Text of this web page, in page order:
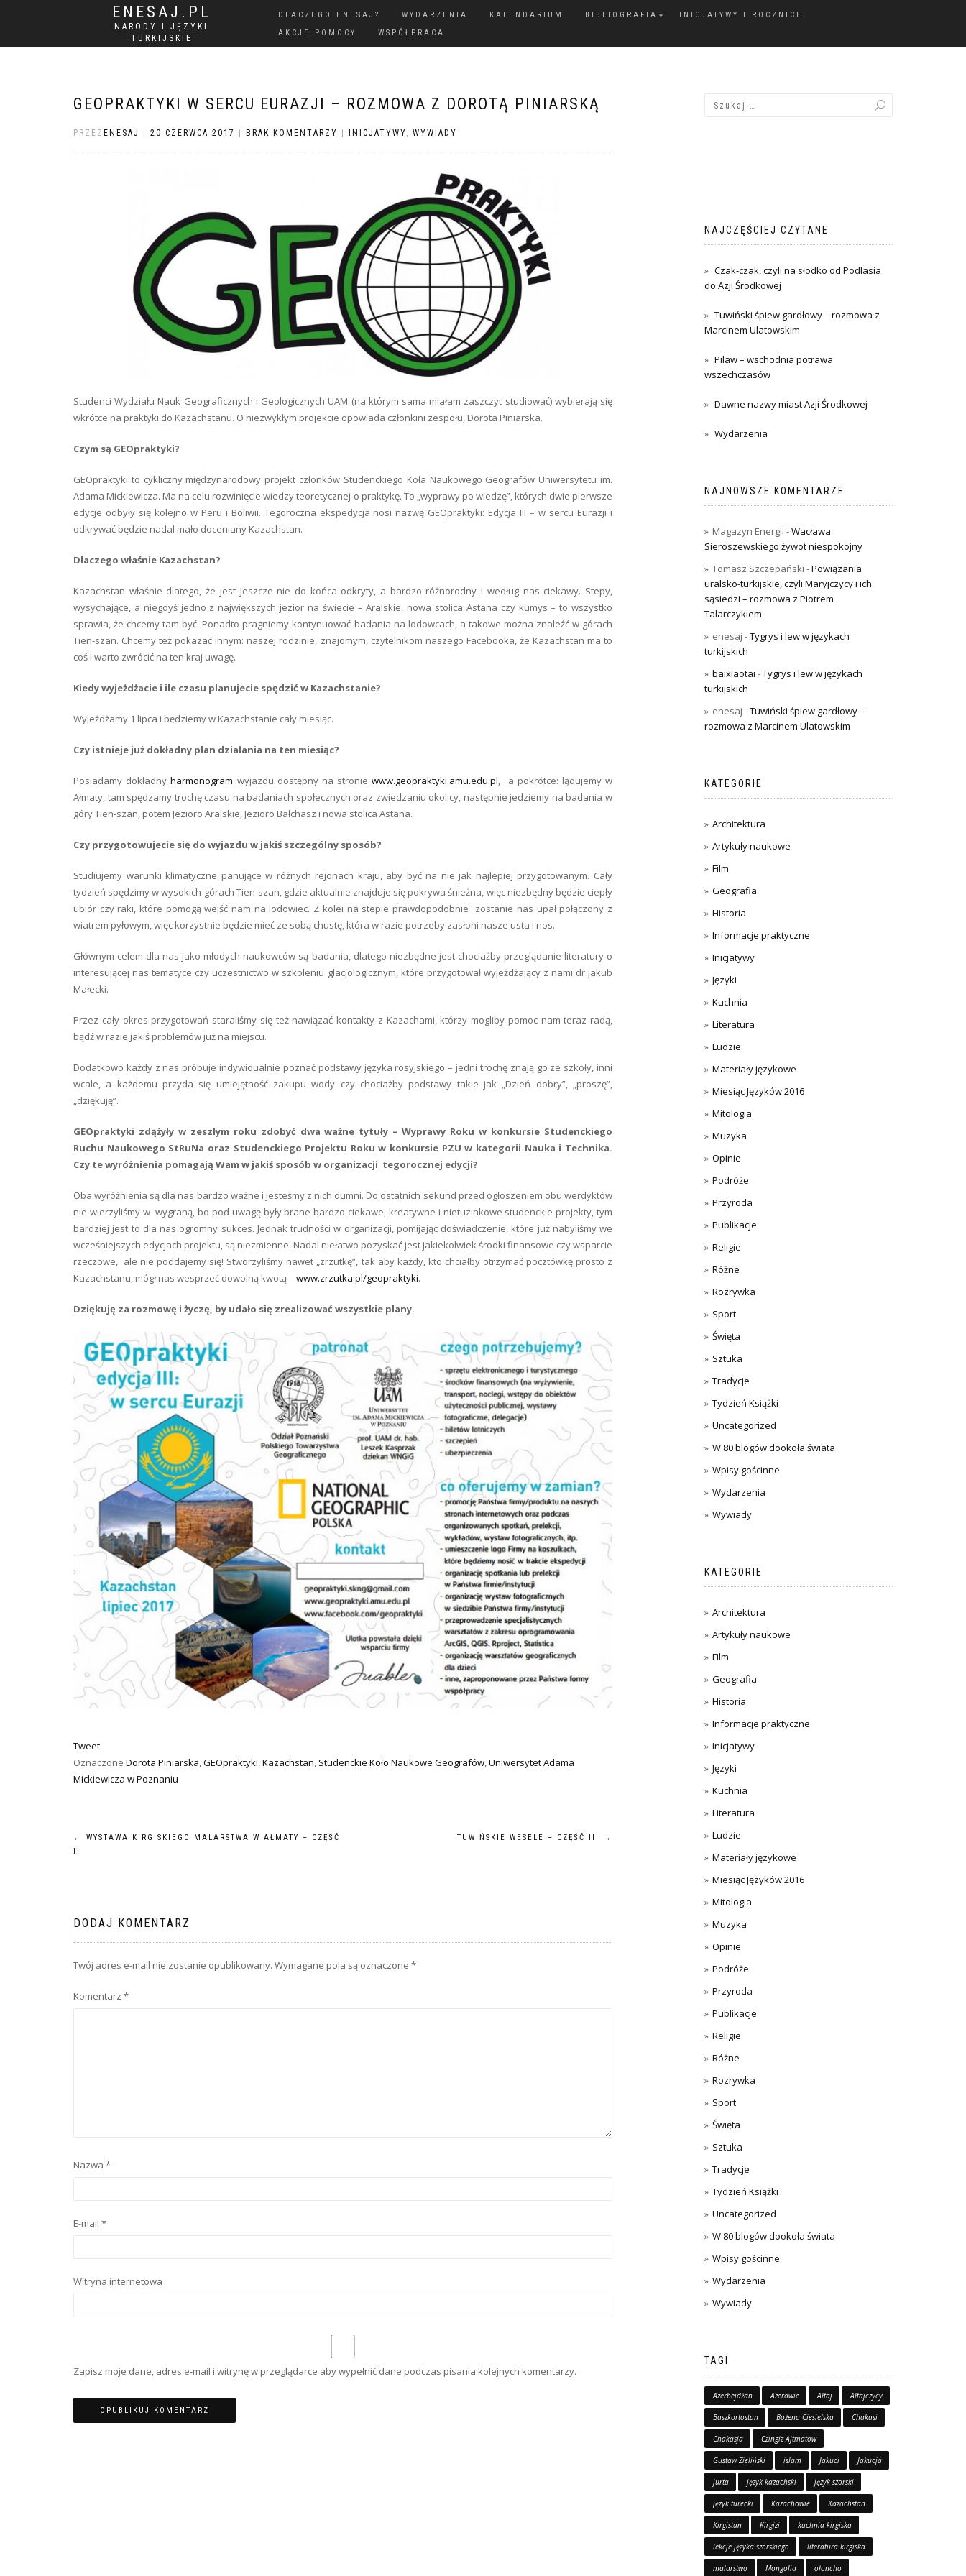
ENESAJ.PL
NARODY I JĘZYKI
TURKIJSKIE
DLACZEGO ENESAJ? WYDARZENIA KALENDARIUM BIBLIOGRAFIA
INICJATYWY I ROCZNICE
AKCJE POMOCY
WSPÓŁPRACA
GEOPRAKTYKI W SERCU EURAZJI – ROZMOWA Z DOROTĄ PINIARSKĄ
PRZEZ ENESAJ 20 CZERWCA 2017 BRAK KOMENTARZY INICJATYWY, WYWIADY
Studenci Wydziału Nauk Geograficznych i Geologicznych UAM (na którym sama miałam zaszczyt studiować) wybierają się
wkrótce na praktyki do Kazachstanu. O niezwykłym projekcie opowiada członkini zespołu, Dorota Piniarska.
Czym są GEOpraktyki?
GEOpraktyki to cykliczny międzynarodowy projekt członków Studenckiego Koła Naukowego Geografów Uniwersytetu im.
Adama Mickiewicza. Ma na celu rozwinięcie wiedzy teoretycznej o praktykę. To „wyprawy po wiedzę”, których dwie pierwsze
edycje odbyły się kolejno w Peru i Boliwii. Tegoroczna ekspedycja nosi nazwę GEOpraktyki: Edycja III – w sercu Eurazji i
odkrywać będzie nadal mało doceniany Kazachstan.
Dlaczego właśnie Kazachstan?
Kazachstan właśnie dlatego, że jest jeszcze nie do końca odkryty, a bardzo różnorodny i według nas ciekawy. Stepy,
wysychające, a niegdyś jedno z największych jezior na świecie – Aralskie, nowa stolica Astana czy kumys – to wszystko
sprawia, że chcemy tam być. Ponadto pragniemy kontynuować badania na lodowcach, a takowe można znaleźć w górach
Tien-szan. Chcemy też pokazać innym: naszej rodzinie, znajomym, czytelnikom naszego Facebooka, że Kazachstan ma to
coś i warto zwrócić na ten kraj uwagę.
Kiedy wyjeżdżacie i ile czasu planujecie spędzić w Kazachstanie?
Wyjeżdżamy 1 lipca i będziemy w Kazachstanie cały miesiąc.
Czy istnieje już dokładny plan działania na ten miesiąc?
Posiadamy dokładnyharmonogram wyjazdu dostępny na stroniewww.geopraktyki.amu.edu.pl, a pokrótce: lądujemy w
Ałmaty, tam spędzamy trochę czasu na badaniach społecznych oraz zwiedzaniu okolicy, następnie jedziemy na badania w
góry Tien-szan, potem Jezioro Aralskie, Jezioro Bałchasz i nowa stolica Astana.
Czy przygotowujecie się do wyjazdu w jakiś szczególny sposób?
Studiujemy warunki klimatyczne panujące w różnych rejonach kraju, aby być na nie jak najlepiej przygotowanym. Cały
tydzień spędzimy w wysokich górach Tien-szan, gdzie aktualnie znajduje się pokrywa śnieżna, więc niezbędny będzie ciepły
ubiór czy raki, które pomogą wejść nam na lodowiec. Z kolei na stepie prawdopodobnie zostanie nas upał połączony z
wiatrem pyłowym, więc korzystnie będzie mieć ze sobą chustę, która w razie potrzeby zasłoni nasze usta i nos.
Głównym celem dla nas jako młodych naukowców są badania, dlatego niezbędne jest chociażby przeglądanie literatury o
interesującej nas tematyce czy uczestnictwo w szkoleniu glacjologicznym, które przygotował wyjeżdżający z nami dr Jakub
Małecki.
Przez cały okres przygotowań staraliśmy się też nawiązać kontakty z Kazachami, którzy mogliby pomoc nam teraz radą,
bądź w razie jakiś problemów już na miejscu.
Dodatkowo każdy z nas próbuje indywidualnie poznać podstawy języka rosyjskiego – jedni trochę znają go ze szkoły, inni
wcale, a każdemu przyda się umiejętność zakupu wody czy chociażby podstawy takie jak „Dzień dobry”, „proszę”,
„dziękuję”.
GEOpraktyki zdążyły w zeszłym roku zdobyć dwa ważne tytuły – Wyprawy Roku w konkursie Studenckiego
Ruchu Naukowego StRuNa oraz Studenckiego Projektu Roku w konkursie PZU w kategorii Nauka i Technika.
Czy te wyróżnienia pomagają Wam w jakiś sposób w organizacji tegorocznej edycji?
Oba wyróżnienia są dla nas bardzo ważne i jesteśmy z nich dumni. Do ostatnich sekund przed ogłoszeniem obu werdyktów
nie wierzyliśmy w wygraną, bo pod uwagę były brane bardzo ciekawe, kreatywne i nietuzinkowe studenckie projekty, tym
bardziej jest to dla nas ogromny sukces. Jednak trudności w organizacji, pomijając doświadczenie, które już nabyliśmy we
wcześniejszych edycjach projektu, są niezmienne. Nadal niełatwo pozyskać jest jakiekolwiek środki finansowe czy wsparcie
rzeczowe, ale nie poddajemy się! Stworzyliśmy nawet „zrzutkę”, tak aby każdy, kto chciałby otrzymać pocztówkę prosto z
Kazachstanu, mógł nas wesprzeć dowolną kwotą – www.zrzutka.pl/geopraktyki.
Dziękuję za rozmowę i życzę, by udało się zrealizować wszystkie plany.
Tweet
Oznaczone Dorota Piniarska,GEOpraktyki,Kazachstan, Studenckie Koło Naukowe Geografów,Uniwersytet Adama
Mickiewicza w Poznaniu
NAWIGACJA
WPISU
←
WYSTAWA KIRGISKIEGO MALARSTWA W AŁMATY – CZĘŚĆ
II
TUWIŃSKIE WESELE – CZĘŚĆ II →
DODAJ KOMENTARZ
Twój adres e-mail nie zostanie opublikowany. Wymagane pola są oznaczone *
Komentarz *
Nazwa *
E-mail *
Witryna internetowa
Zapisz moje dane, adres e-mail i witrynę w przeglądarce aby wypełnić dane podczas pisania kolejnych komentarzy.
NAJCZĘŚCIEJ CZYTANE
Czak-czak, czyli na słodko od Podlasia
do Azji Środkowej
Tuwiński śpiew gardłowy – rozmowa z
Marcinem Ulatowskim
Pilaw – wschodnia potrawa
wszechczasów
Dawne nazwy miast Azji Środkowej
Wydarzenia
NAJNOWSZE KOMENTARZE
Magazyn Energii -Wacława
Sieroszewskiego żywot niespokojny
Tomasz Szczepański -Powiązania
uralsko-turkijskie, czyli Maryjczycy i ich
sąsiedzi – rozmowa z Piotrem
Talarczykiem
enesaj -Tygrys i lew w językach
turkijskich
baixiaotai -Tygrys i lew w językach
turkijskich
enesaj -Tuwiński śpiew gardłowy –
rozmowa z Marcinem Ulatowskim
KATEGORIE
Architektura
Artykuły naukowe
Film
Geografia
Historia
Informacje praktyczne
Inicjatywy
Języki
Kuchnia
Literatura
Ludzie
Materiały językowe
Miesiąc Języków 2016
Mitologia
Muzyka
Opinie
Podróże
Przyroda
Publikacje
Religie
Różne
Rozrywka
Sport
Święta
Sztuka
Tradycje
Tydzień Książki
Uncategorized
W 80 blogów dookoła świata
Wpisy gościnne
Wydarzenia
Wywiady
KATEGORIE
Architektura
Artykuły naukowe
Film
Geografia
Historia
Informacje praktyczne
Inicjatywy
Języki
Kuchnia
Literatura
Ludzie
Materiały językowe
Miesiąc Języków 2016
Mitologia
Muzyka
Opinie
Podróże
Przyroda
Publikacje
Religie
Różne
Rozrywka
Sport
Święta
Sztuka
Tradycje
Tydzień Książki
Uncategorized
W 80 blogów dookoła świata
Wpisy gościnne
Wydarzenia
Wywiady
TAGI
Azerbejdżan Azerowie Ałtaj Ałtajczycy
Baszkortostan Bożena Ciesielska Chakasi
Chakasja Czingiz Ajtmatow
Gustaw Zieliński islam Jakuci Jakucja
jurta język kazachski język szorski
język turecki Kazachowie Kazachstan
Kirgistan Kirgizi kuchnia kirgiska
lekcje języka szorskiego literatura kirgiska
malarstwo Mongolia ołoncho